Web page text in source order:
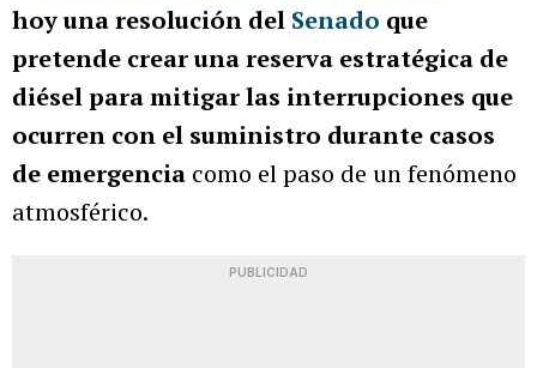
hoy una resolución del Senado que
pretende crear una reserva estratégica de
diésel para mitigar las interrupciones que
ocurren con el suministro durante casos
de emergencia como el paso de un fenómeno
atmosférico.
PUBLICIDAD